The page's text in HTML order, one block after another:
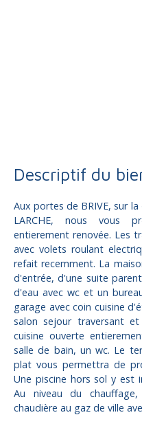
Descriptif du
Aux portes de BRIVE, sur
LARCHE, nous vous
entierement renovée. Les
avec volets roulant
refait recemment. La
d'entrée, d'une suite
d'eau avec wc et un
garage avec coin cuisine
salon sejour traversant
cuisine ouverte
salle de bain, un wc. Le
plat vous permettra de
Une piscine hors sol y est
Au niveau du
chaudière au gaz de ville